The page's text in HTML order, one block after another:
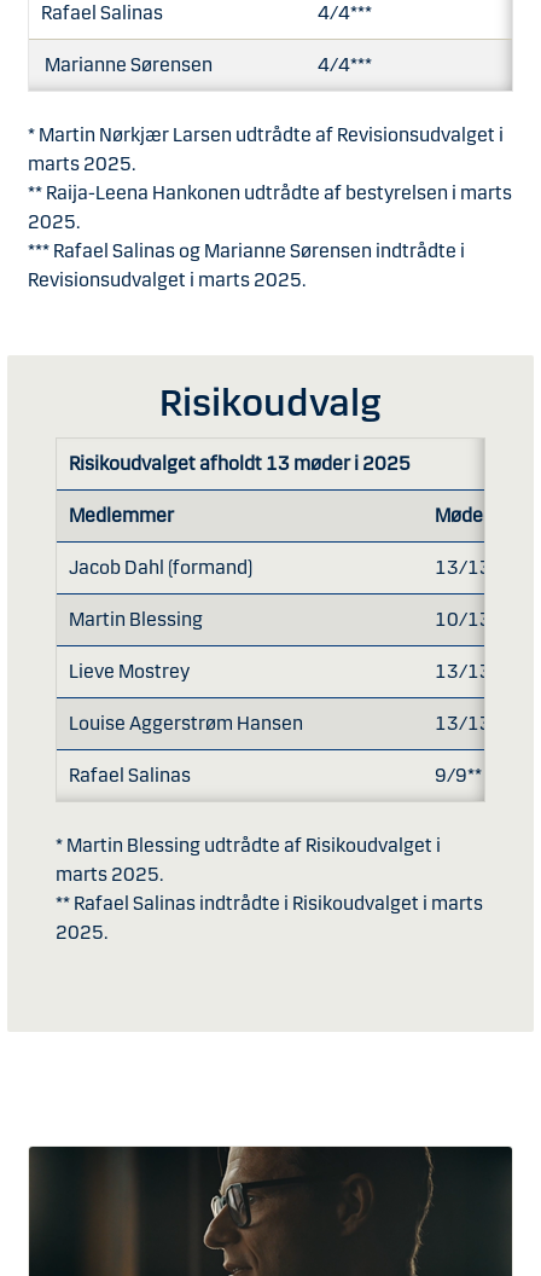
Rafael Salinas 4/4***
Marianne Sørensen 4/4***
* Martin Nørkjær Larsen udtrådte af Revisionsudvalget i
marts 2025.
** Raija-Leena Hankonen udtrådte af bestyrelsen i marts
2025.
*** Rafael Salinas og Marianne Sørensen indtrådte i
Revisionsudvalget i marts 2025.
Risikoudvalg
Risikoudvalget afholdt 13 møder i 2025
Medlemmer
Jacob Dahl (formand) 13/13
Martin Blessing 10/13*
Lieve Mostrey 13/13
Louise Aggerstrøm Hansen 13/13
Rafael Salinas 9/9**
* Martin Blessing udtrådte af Risikoudvalget i
marts 2025.
** Rafael Salinas indtrådte i Risikoudvalget i marts
2025.